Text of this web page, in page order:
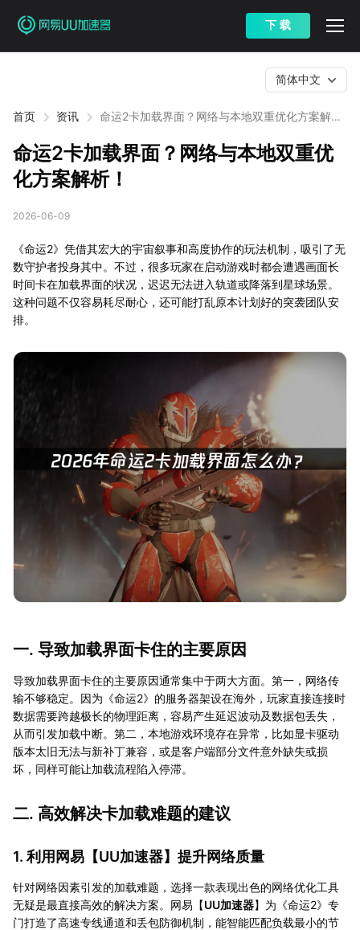
下 载
首页 资讯
命运2卡加载界面？网络与本地双重优化方案解
简体中文
命运2卡加载界面？网络与本地双重优
化方案解析！
2026-06-09
《命运2》凭借其宏大的宇宙叙事和高度协作的玩法机制，吸引了无
数守护者投身其中。不过，很多玩家在启动游戏时都会遭遇画面长
时间卡在加载界面的状况，迟迟无法进入轨道或降落到星球场景。
这种问题不仅容易耗尽耐心，还可能打乱原本计划好的突袭团队安
排。
一. 导致加载界面卡住的主要原因
导致加载界面卡住的主要原因通常集中于两大方面。第一，网络传
输不够稳定。因为《命运2》的服务器架设在海外，玩家直接连接时
数据需要跨越极长的物理距离，容易产生延迟波动及数据包丢失，
从而引发加载中断。第二，本地游戏环境存在异常，比如显卡驱动
版本太旧无法与新补丁兼容，或是客户端部分文件意外缺失或损
坏，同样可能让加载流程陷入停滞。
二. 高效解决卡加载难题的建议
1. 利用网易【UU加速器】提升网络质量
针对网络因素引发的加载难题，选择一款表现出色的网络优化工具
无疑是最直接高效的解决方案。网易【UU加速器】为《命运2》专
门打造了高速专线通道和丢包防御机制，能智能匹配负载最小的节